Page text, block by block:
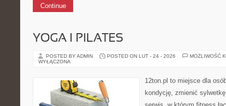
Continue
YOGA I PILATES
POSTED BY ADMIN POSTED ON LUT - 24 - 2026
MOŻLIWOŚĆ
WYŁĄCZONA
12ton.pl to miejsce dla
kondycję, zmienić